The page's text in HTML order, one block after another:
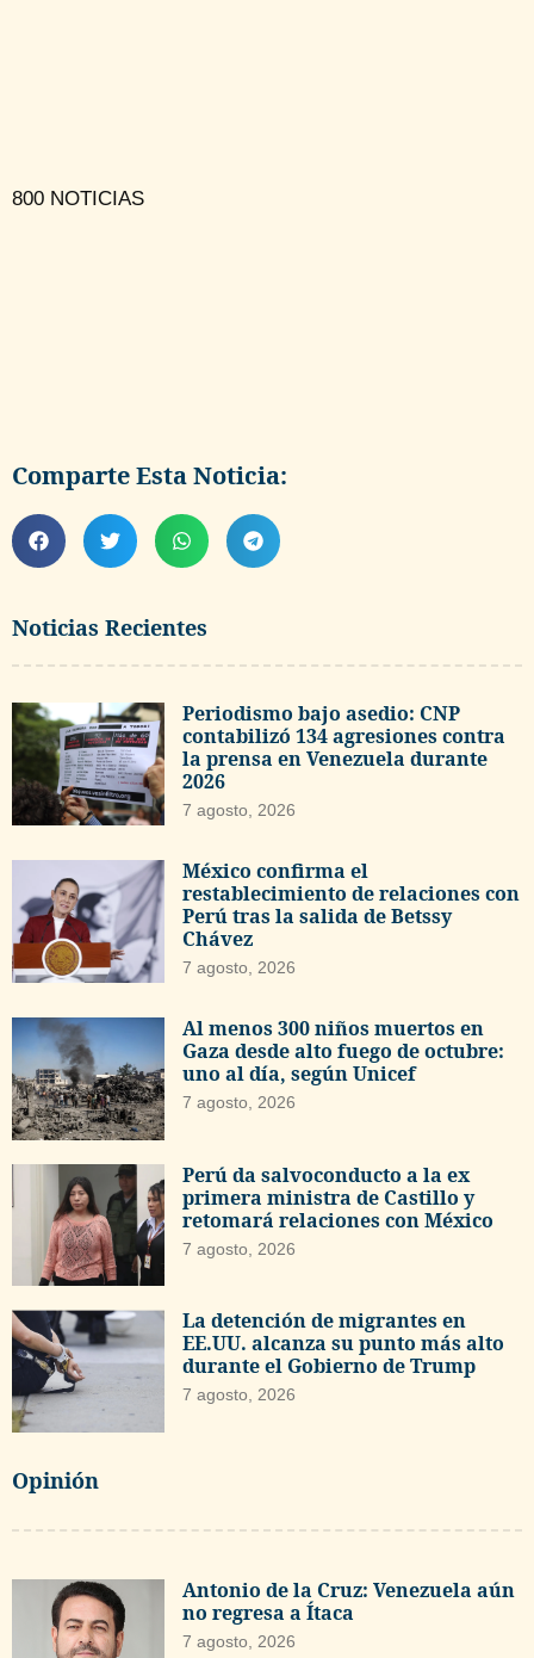
Noticias Recientes
Periodismo bajo asedio: CNP
contabilizó 134 agresiones contra
la prensa en Venezuela durante
2026
7 agosto, 2026
México confirma el
restablecimiento de relaciones con
Perú tras la salida de Betssy
Chávez
7 agosto, 2026
Al menos 300 niños muertos en
Gaza desde alto fuego de octubre:
uno al día, según Unicef
7 agosto, 2026
Perú da salvoconducto a la ex
primera ministra de Castillo y
retomará relaciones con México
7 agosto, 2026
La detención de migrantes en
EE.UU. alcanza su punto más alto
durante el Gobierno de Trump
7 agosto, 2026
Opinión
Antonio de la Cruz: Venezuela aún
no regresa a Ítaca
7 agosto, 2026
800 NOTICIAS
Comparte Esta Noticia: